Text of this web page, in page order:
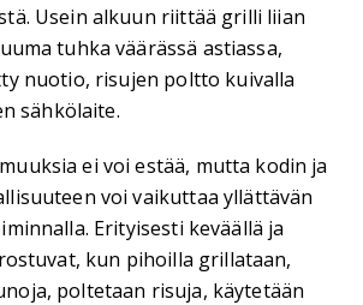
Usein alkuun riittää grilli liian
tuhka väärässä astiassa,
nuotio, risujen poltto kuivalla
sähkölaite.
ei voi estää, mutta kodin ja
voi vaikuttaa yllättävän
Erityisesti keväällä ja
kun pihoilla grillataan,
poltetaan risuja, käytetään